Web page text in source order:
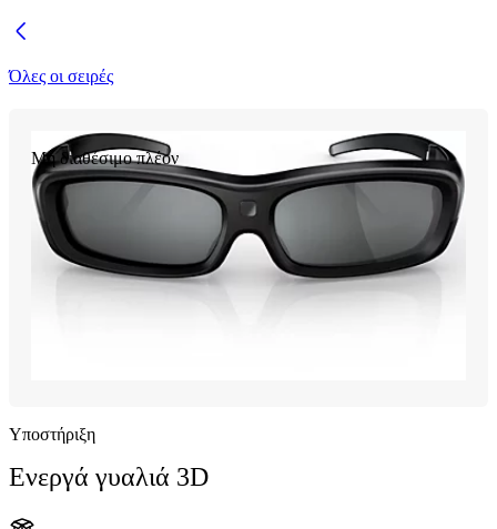
Όλες οι σειρές
Μη διαθέσιμο πλέον
Υποστήριξη
Ενεργά γυαλιά 3D